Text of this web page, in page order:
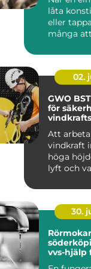
låta
eller
många
02.
GWO
för
Att
vindkraft
höga
lyft och
30.
söderköping
vvs-hjälp